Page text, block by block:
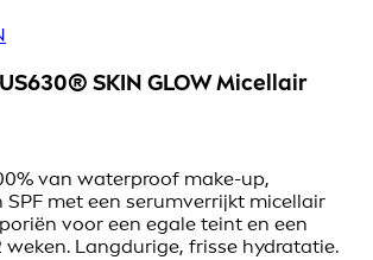
SKIN GLOW Micellair
van waterproof make-up,
met een serumverrijkt micellair
voor een egale teint en een
Langdurige, frisse hydratatie.